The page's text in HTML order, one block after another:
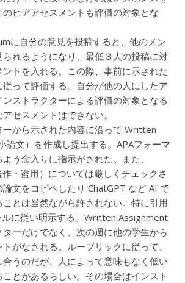
のピアアセスメントも評価の対象とな
に自分の意見を投稿すると、他のメン
れるようになり、最低３人の投稿に対
ントを入れる。この際、事前に示された
従って評価する。自分が他の人にしたア
ストラクターによる評価の対象となる
セスメントはできない。
ーから示された内容に沿って Written
論文）を作成し提出する。APAフォーマ
う念入りに指示がされた。また、
・盗用）については厳しくチェックさ
文をコピペしたり ChatGPT など AI で
とは当然ながら許されない。特に引用
ルに従い明示する。Written Assignment
ーだけでなく、次の週に他の学生から
がなされる。ルーブリックに従って、
うのだが、人によって意味もなく低い
とがあるらしい。その場合はインスト